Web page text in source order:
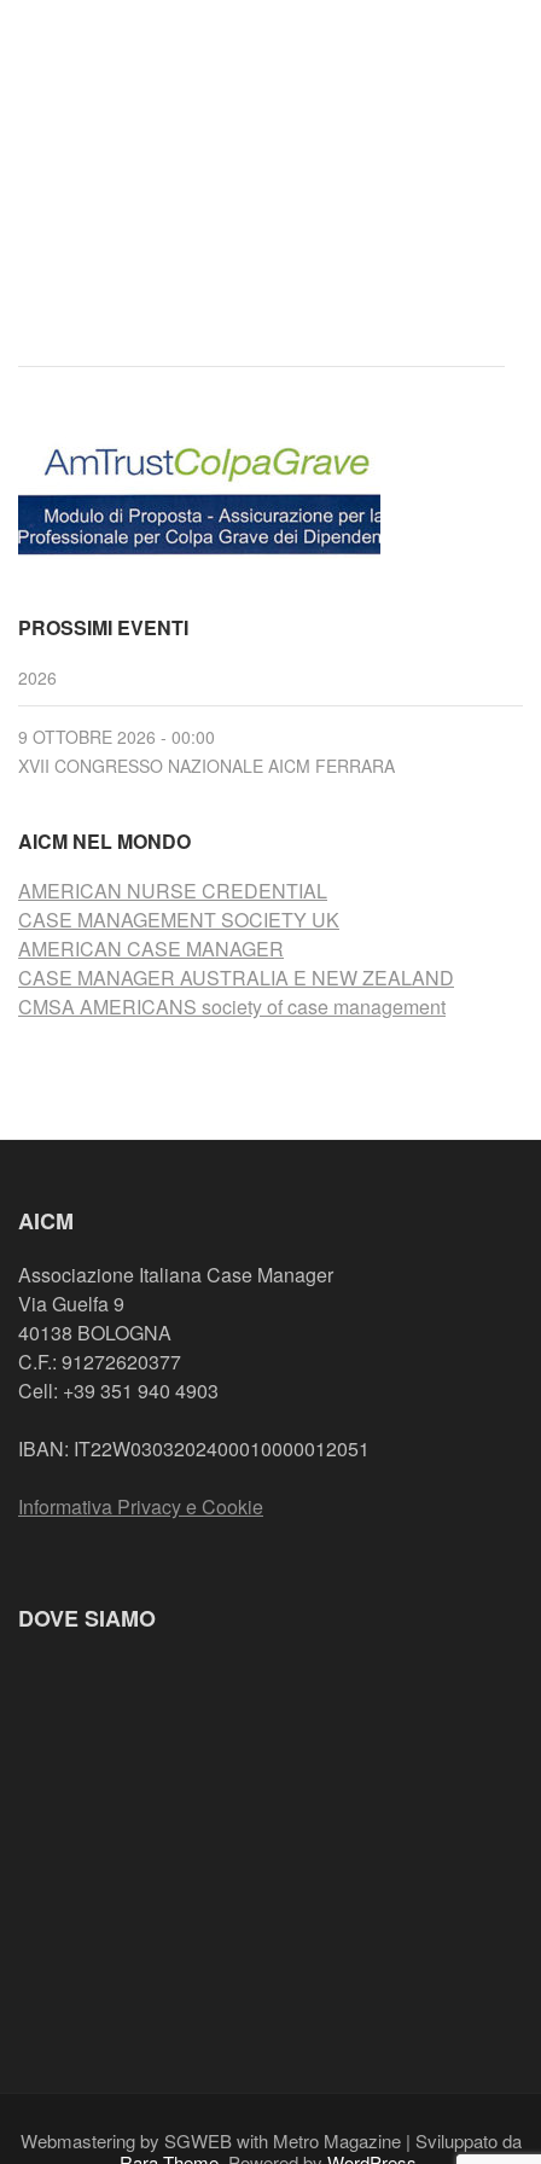
PROSSIMI EVENTI
2026
9 OTTOBRE 2026 - 00:00
XVII CONGRESSO NAZIONALE AICM FERRARA
AICM NEL MONDO
AMERICAN NURSE CREDENTIAL
CASE MANAGEMENT SOCIETY UK
AMERICAN CASE MANAGER
CASE MANAGER AUSTRALIA E NEW ZEALAND
CMSA AMERICANS society of case management
AICM
Associazione Italiana Case Manager
Via Guelfa 9
40138 BOLOGNA
C.F.: 91272620377
Cell: +39 351 940 4903
IBAN: IT22W0303202400010000012051
Informativa Privacy e Cookie
DOVE SIAMO
Webmastering by SGWEB with Metro Magazine | Sviluppato da